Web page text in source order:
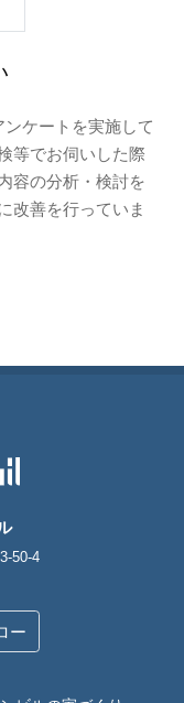
ケートを実施して
等でお伺いした際
容の分析・検討を
改善を行っていま
50-4
ー